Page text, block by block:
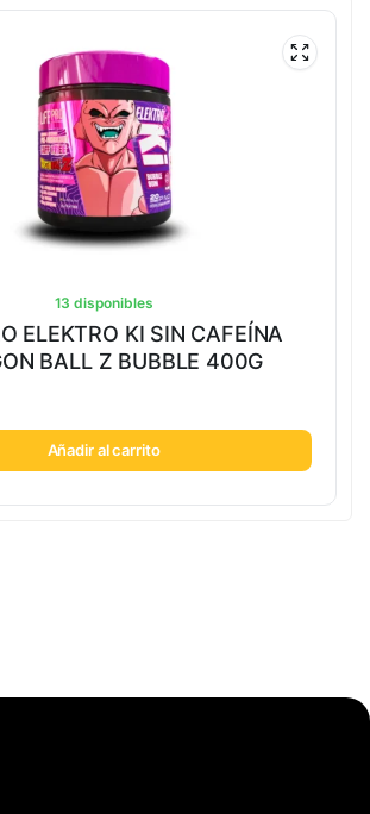
13 disponibles
ELEKTRO KI SIN CAFEÍNA
BALL Z BUBBLE 400G
Añadir al carrito